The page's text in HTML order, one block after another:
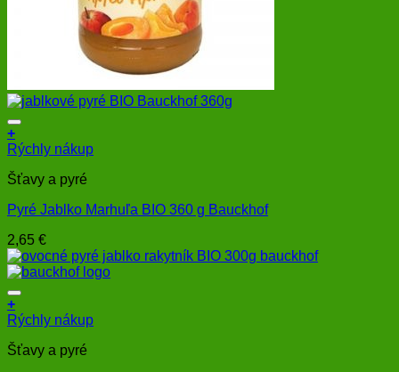
+
Rýchly nákup
Šťavy a pyré
Pyré Jablko Marhuľa BIO 360 g Bauckhof
2,65 €
+
Rýchly nákup
Šťavy a pyré